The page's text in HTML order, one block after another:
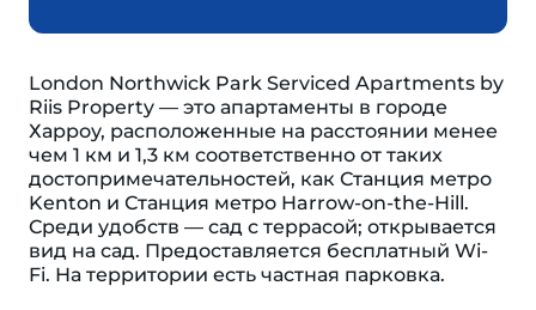
London Northwick Park Serviced Apartments by
Riis Property — это апартаменты в городе
Харроу, расположенные на расстоянии менее
чем 1 км и 1,3 км соответственно от таких
достопримечательностей, как Станция метро
Kenton и Станция метро Harrow-on-the-Hill.
Среди удобств — сад с террасой; открывается
вид на сад. Предоставляется бесплатный Wi-
Fi. На территории есть частная парковка.